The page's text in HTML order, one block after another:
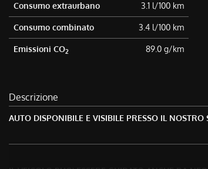
Consumo extraurbano 3.1 l/100 km
Consumo combinato 3.4 l/100 km
Emissioni CO2 89.0 g/km
Descrizione
AUTO DISPONIBILE E VISIBILE PRESSO IL NOSTRO
Cookie necessari
Cookie delle preferenze
Cookie analitici